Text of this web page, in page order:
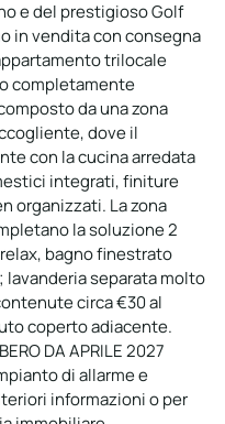
e del prestigioso Golf
in vendita con consegna
trilocale
completamente
da una zona
dove il
con la cucina arredata
integrati, finiture
organizzati. La zona
la soluzione 2
bagno finestrato
separata molto
circa €30 al
coperto adiacente.
DA APRILE 2027
di allarme e
informazioni o per